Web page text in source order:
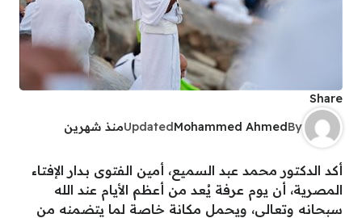
Share
By
Mohammed Ahmed
Updatedمنذ شهرين
أكد الدكتور محمد عبد السميع، أمين الفتوى بـدار الإفتاء
المصرية، أن يوم عرفة يُعد من أعظم الأيام عند الله
سبحانه وتعالى، ويحمل مكانة خاصة لما يتضمنه من